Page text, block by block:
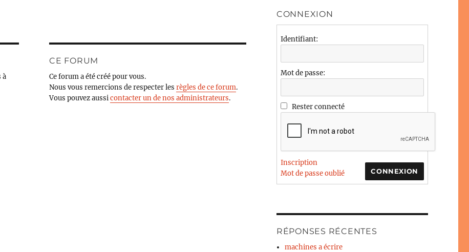
à
CE FORUM
Ce forum a été créé pour vous.
Nous vous remercions de respecter lesrègles de ce forum.
Vous pouvez aussicontacter un de nos administrateurs.
CONNEXION
Identifiant:
Mot de passe:
Rester connecté
CONNEXION
Inscription
Mot de passe oublié
RÉPONSES RÉCENTES
machines a écrire